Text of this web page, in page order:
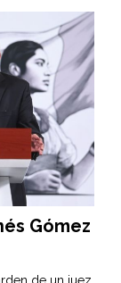
Gómez
de un juez